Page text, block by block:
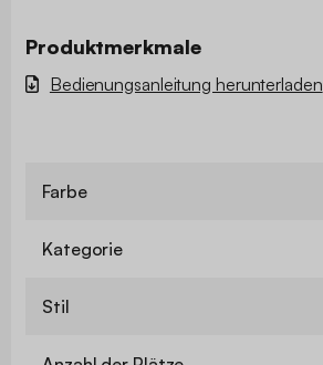
Produktmerkmale
Bedienungsanleitung herunterladen
Farbe
Kategorie
Stil